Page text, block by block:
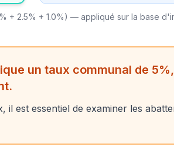
+ 2.5% + 1.0%) — appliqué sur la base
un taux communal de
il est essentiel de examiner les